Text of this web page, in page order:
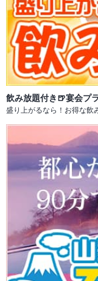
飲み放題付き🍺宴会プ
盛り上がるなら！お得な飲